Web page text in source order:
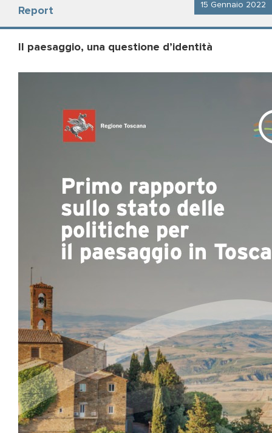
15 Gennaio 2022
Report
Il paesaggio, una questione d’identità